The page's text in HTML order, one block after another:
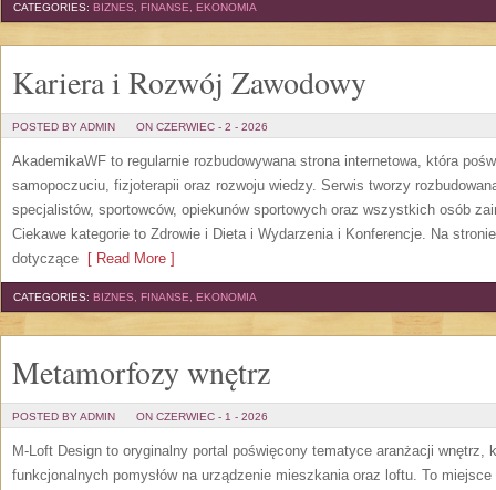
CATEGORIES: BIZNES, FINANSE, EKONOMIA
Kariera i Rozwój Zawodowy
POSTED BY ADMIN ON CZERWIEC - 2 - 2026
AkademikaWF to regularnie rozbudowywana strona internetowa, która
samopoczuciu, fizjoterapii oraz rozwoju wiedzy. Serwis tworzy
specjalistów, sportowców, opiekunów sportowych oraz wszystkich osób
Ciekawe kategorie to Zdrowie i Dieta i Wydarzenia i Konferencje. Na
dotyczące [ Read More ]
CATEGORIES: BIZNES, FINANSE, EKONOMIA
Metamorfozy wnętrz
POSTED BY ADMIN ON CZERWIEC - 1 - 2026
M-Loft Design to oryginalny portal poświęcony tematyce aranżacji wnętrz,
funkcjonalnych pomysłów na urządzenie mieszkania oraz loftu. To